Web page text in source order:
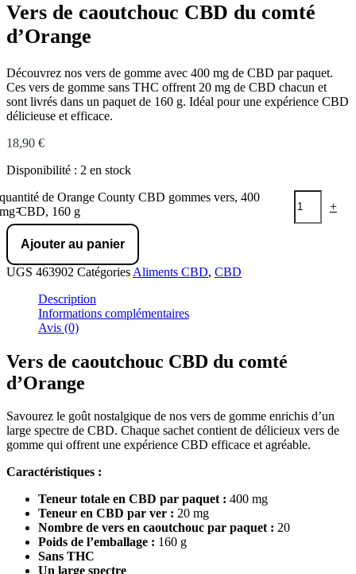
Vers de caoutchouc CBD du comté
d’Orange
Découvrez nos vers de gomme avec 400 mg de CBD par paquet.
Ces vers de gomme sans THC offrent 20 mg de CBD chacun et
sont livrés dans un paquet de 160 g. Idéal pour une expérience CBD
délicieuse et efficace.
18,90 €
Disponibilité : 2 en stock
-
quantité de Orange County CBD gommes vers, 400
mg CBD, 160 g
+
Ajouter au panier
UGS 463902 Catégories Aliments CBD, CBD
Description
Informations complémentaires
Avis (0)
Vers de caoutchouc CBD du comté
d’Orange
Savourez le goût nostalgique de nos vers de gomme enrichis d’un
large spectre de CBD. Chaque sachet contient de délicieux vers de
gomme qui offrent une expérience CBD efficace et agréable.
Caractéristiques :
Teneur totale en CBD par paquet : 400 mg
Teneur en CBD par ver : 20 mg
Nombre de vers en caoutchouc par paquet : 20
Poids de l’emballage : 160 g
Sans THC
Un large spectre